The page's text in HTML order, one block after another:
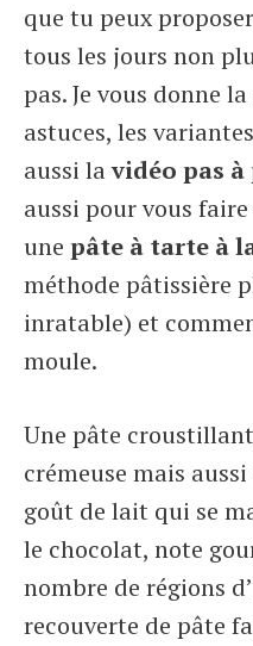
que tu peux
tous les jours non
pas. Je vous donne
astuces, les
aussi lavidéo pas à
aussi pour vous
une pâte à tarte à
méthode pâtissière
inratable) et
moule.
Une pâte
crémeuse mais
goût de lait qui se
le chocolat, note
nombre de régions
recouverte de pâte